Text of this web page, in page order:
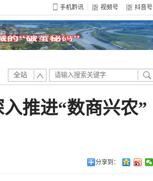
手机黔讯 视频号 抖音号
全站
推进“数商兴农”
分享到：